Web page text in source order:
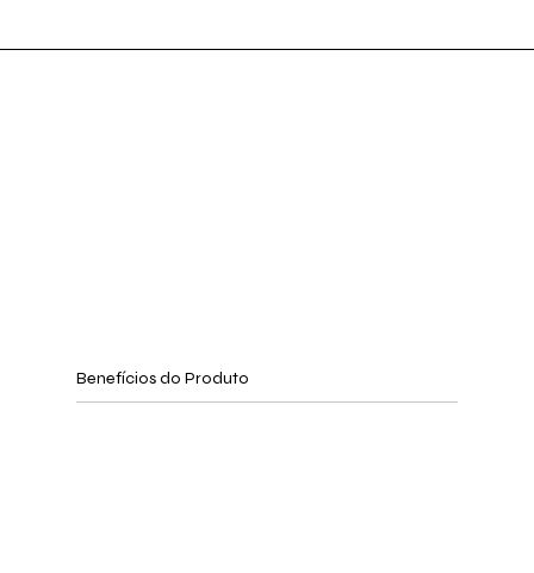
Benefícios do Produto